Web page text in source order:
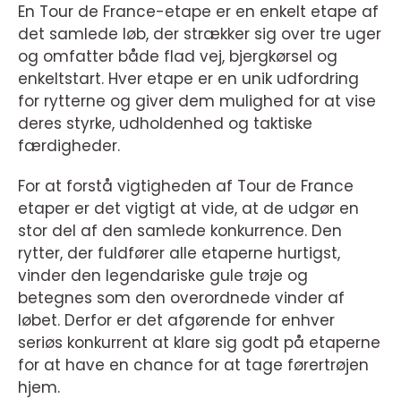
En Tour de France-etape er en enkelt etape af
det samlede løb, der strækker sig over tre uger
og omfatter både flad vej, bjergkørsel og
enkeltstart. Hver etape er en unik udfordring
for rytterne og giver dem mulighed for at vise
deres styrke, udholdenhed og taktiske
færdigheder.
For at forstå vigtigheden af Tour de France
etaper er det vigtigt at vide, at de udgør en
stor del af den samlede konkurrence. Den
rytter, der fuldfører alle etaperne hurtigst,
vinder den legendariske gule trøje og
betegnes som den overordnede vinder af
løbet. Derfor er det afgørende for enhver
seriøs konkurrent at klare sig godt på etaperne
for at have en chance for at tage førertrøjen
hjem.